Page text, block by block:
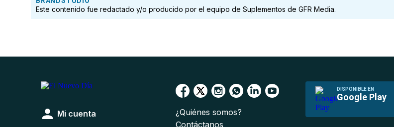
Este contenido fue redactado y/o producido por el equipo de Suplementos de GFR Media.
DISPONIBLE EN
Google Play
Mi cuenta
¿Quiénes somos?
Contáctanos